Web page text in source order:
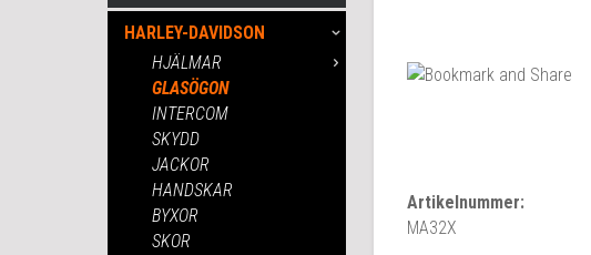
HARLEY-DAVIDSON
HJÄLMAR
GLASÖGON
INTERCOM
SKYDD
JACKOR
HANDSKAR
BYXOR
SKOR
Artikelnummer:
MA32X